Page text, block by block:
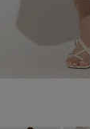
：ベージュ
：ベージュ
：ベージュ
：ホワイト
：ホワイト
：ホワイト
：ブラック
：ブラック
：ブラック
：ブラック